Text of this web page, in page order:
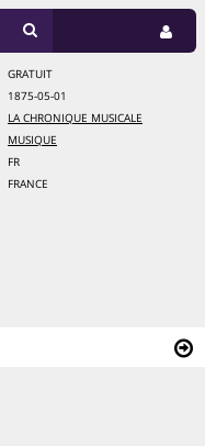
GRATUIT
1875-05-01
LA CHRONIQUE MUSICALE
MUSIQUE
FR
FRANCE